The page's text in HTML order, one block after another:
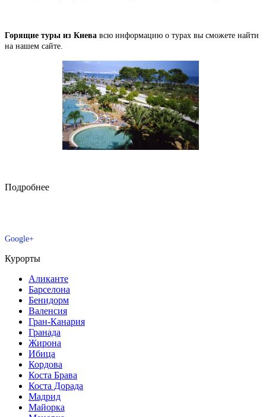
Горящие туры из Киева всю информацию о турах вы сможете найти
на нашем сайте.
Подробнее
Google+
Курорты
Аликанте
Барселона
Бенидорм
Валенсия
Гран-Канария
Гранада
Жирона
Ибица
Кордова
Коста Брава
Коста Дорада
Мадрид
Майорка